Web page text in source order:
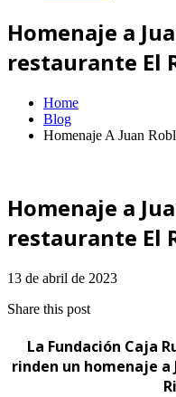
Homenaje a
restaurante El
Home
Blog
Homenaje A Juan
Homenaje a
restaurante El
13 de abril de 2023
Share this post
La Fundación Caja
rinden un homenaje a